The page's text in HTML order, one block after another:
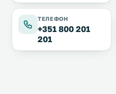
ТЕЛЕФОН
+351 800 201
201